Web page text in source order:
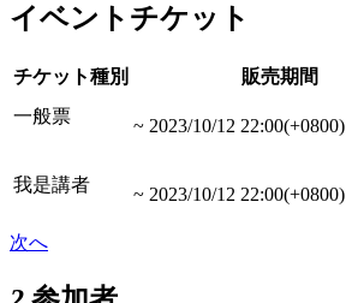
イベントチケット
チケット種別 販売期間
一般票
~ 2023/10/12 22:00(+0800)
我是講者 ~ 2023/10/12 22:00(+0800)
次へ